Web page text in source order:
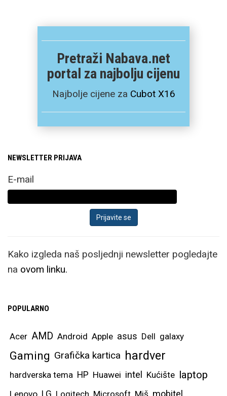
Pretraži Nabava.net
portal za najbolju cijenu
Najbolje cijene za Cubot X16
NEWSLETTER PRIJAVA
E-mail
Kako izgleda naš posljednji newsletter pogledajte
na ovom linku.
POPULARNO
Acer AMD Android Apple asus Dell galaxy
Gaming Grafička kartica hardver
hardverska tema HP Huawei intel Kućište laptop
Lenovo LG Logitech Microsoft Miš mobitel